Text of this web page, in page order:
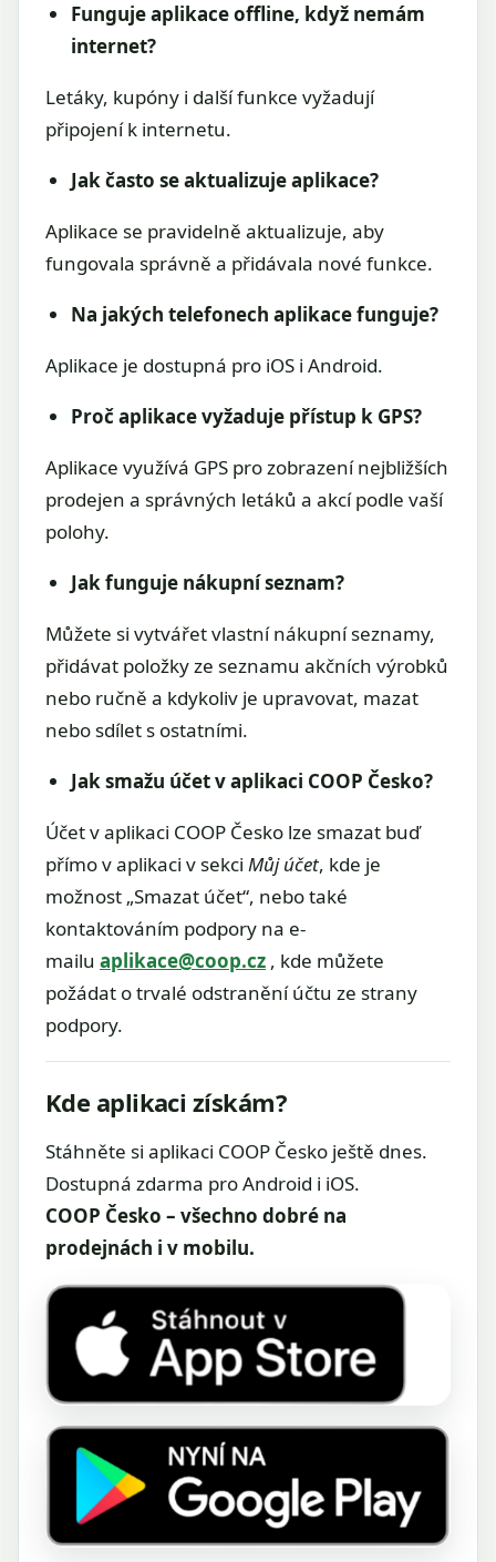
Funguje aplikace offline, když nemám
internet?
Letáky, kupóny i další funkce vyžadují
připojení k internetu.
Jak často se aktualizuje aplikace?
Aplikace se pravidelně aktualizuje, aby
fungovala správně a přidávala nové funkce.
Na jakých telefonech aplikace funguje?
Aplikace je dostupná pro iOS i Android.
Proč aplikace vyžaduje přístup k GPS?
Aplikace využívá GPS pro zobrazení nejbližších
prodejen a správných letáků a akcí podle vaší
polohy.
Jak funguje nákupní seznam?
Můžete si vytvářet vlastní nákupní seznamy,
přidávat položky ze seznamu akčních výrobků
nebo ručně a kdykoliv je upravovat, mazat
nebo sdílet s ostatními.
Jak smažu účet v aplikaci COOP Česko?
Účet v aplikaci COOP Česko lze smazat buď
přímo v aplikaci v sekci Můj účet, kde je
možnost „Smazat účet“, nebo také
kontaktováním podpory na e-
mailu aplikace@coop.cz , kde můžete
požádat o trvalé odstranění účtu ze strany
podpory.
Kde aplikaci získám?
Stáhněte si aplikaci COOP Česko ještě dnes.
Dostupná zdarma pro Android i iOS.
COOP Česko – všechno dobré na
prodejnách i v mobilu.